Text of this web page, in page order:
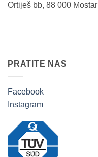
Ortiješ bb, 88 000 Mostar
PRATITE NAS
Facebook
Instagram